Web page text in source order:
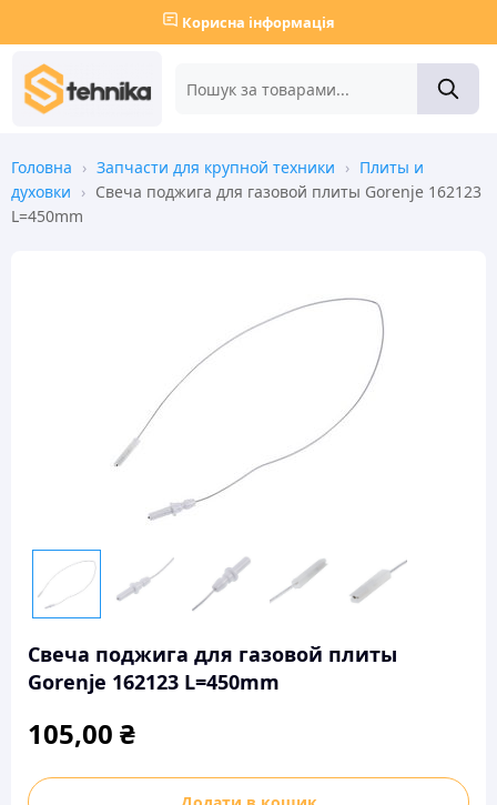
Корисна інформація
Головна › Запчасти для крупной техники › Плиты и
духовки › Свеча поджига для газовой плиты Gorenje 162123
L=450mm
Свеча поджига для газовой плиты
Gorenje 162123 L=450mm
105,00 ₴
Свеча